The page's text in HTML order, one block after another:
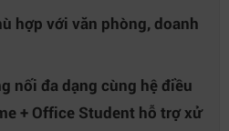
hợp với văn phòng, doanh
nối đa dạng cùng hệ điều
+ Office Student hỗ trợ xử